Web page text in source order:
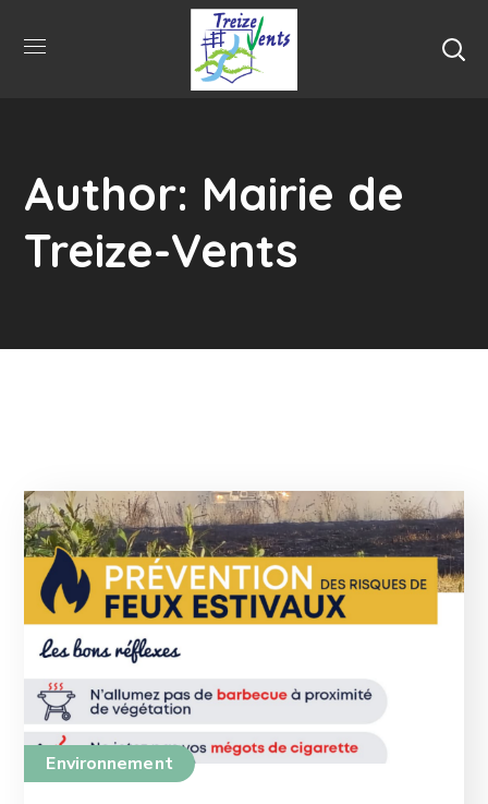
Author: Mairie de
Treize-Vents
Environnement